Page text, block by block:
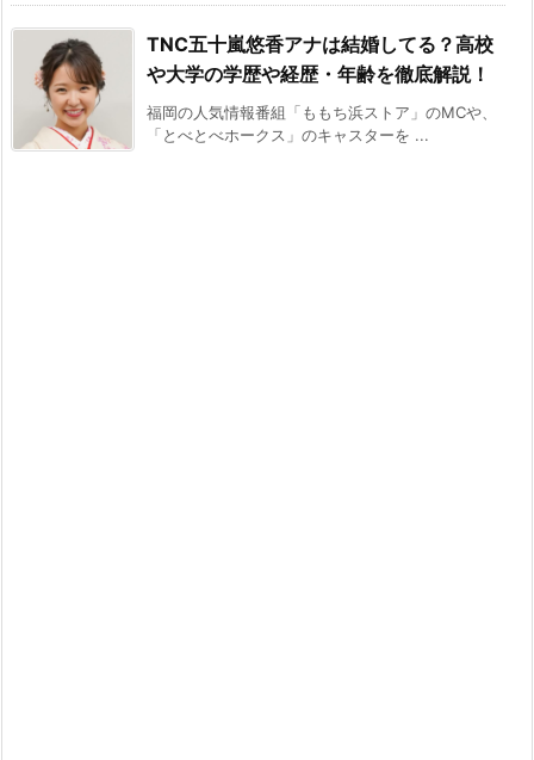
TNC五十嵐悠香アナは結婚してる？高校
や大学の学歴や経歴・年齢を徹底解説！
福岡の人気情報番組「ももち浜ストア」のMCや、
「とべとべホークス」のキャスターを ...